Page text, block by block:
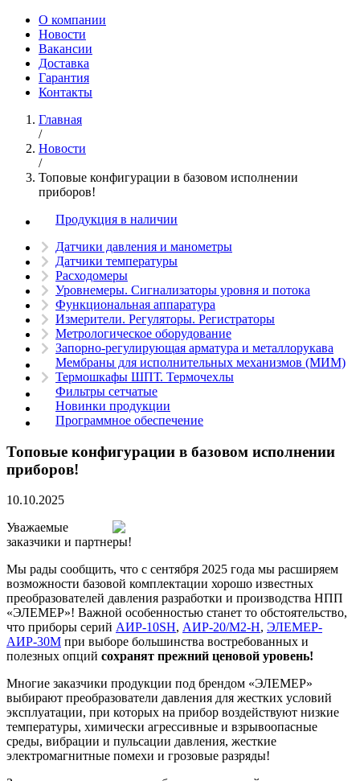
О компании
Новости
Вакансии
Доставка
Гарантия
Контакты
Главная
/
Новости
/
Топовые конфигурации в базовом исполнении
приборов!
Продукция в наличии
Датчики давления и манометры
Датчики температуры
Расходомеры
Уровнемеры. Сигнализаторы уровня и потока
Функциональная аппаратура
Измерители. Регуляторы. Регистраторы
Метрологическое оборудование
Запорно-регулирующая арматура и металлорукава
Мембраны для исполнительных механизмов (МИМ)
Термошкафы ШПТ. Термочехлы
Фильтры сетчатые
Новинки продукции
Программное обеспечение
Топовые конфигурации в базовом исполнении
приборов!
10.10.2025
Уважаемые
заказчики и партнеры!
Мы рады сообщить, что с сентября 2025 года мы расширяем
возможности базовой комплектации хорошо известных
преобразователей давления разработки и производства НПП
«ЭЛЕМЕР»! Важной особенностью станет то обстоятельство,
что приборы серий АИР-10SH, АИР-20/М2-Н, ЭЛЕМЕР-
АИР-30М при выборе большинства востребованных и
полезных опций сохранят прежний ценовой уровень!
Многие заказчики продукции под брендом «ЭЛЕМЕР»
выбирают преобразователи давления для жестких условий
эксплуатации, при которых на прибор воздействуют низкие
температуры, химически агрессивные и взрывоопасные
среды, вибрации и пульсации давления, жесткие
электромагнитные помехи и грозовые разряды!